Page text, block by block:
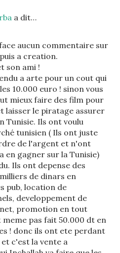
a dit…
aucun commentaire sur
a creation.
son ami !
a arte pour un cout qui
10.000 euro ! sinon vous
mieux faire des film pour
laisser le piratage assurer
Tunisie. Ils ont voulu
tunisien ( Ils ont juste
de l'argent et n'ont
en gagner sur la Tunisie)
Ils ont depense des
de dinars en
pub, location de
developpement de
promotion en tout
pas fait 50.000 dt en
! donc ils ont ete perdant
c'est la vente a